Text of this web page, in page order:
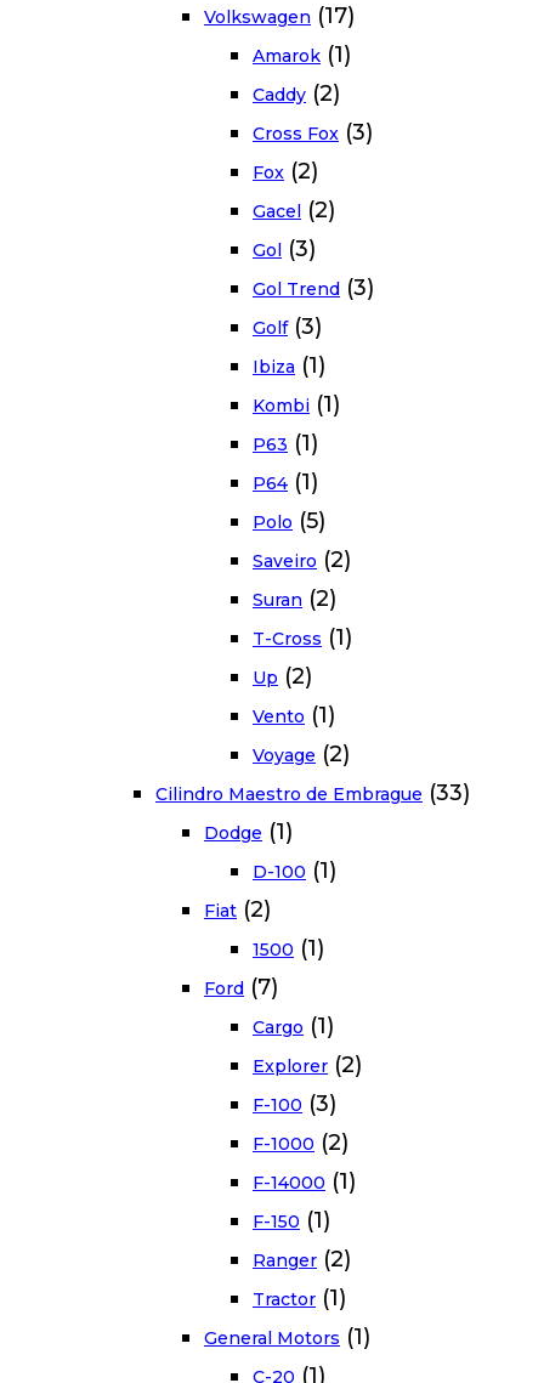
Volkswagen (17)
Amarok (1)
Caddy (2)
Cross Fox (3)
Fox (2)
Gacel (2)
Gol (3)
Gol Trend (3)
Golf (3)
Ibiza (1)
Kombi (1)
P63 (1)
P64 (1)
Polo (5)
Saveiro (2)
Suran (2)
T-Cross (1)
Up (2)
Vento (1)
Voyage (2)
Cilindro Maestro de Embrague (33)
Dodge (1)
D-100 (1)
Fiat (2)
1500 (1)
Ford (7)
Cargo (1)
Explorer (2)
F-100 (3)
F-1000 (2)
F-14000 (1)
F-150 (1)
Ranger (2)
Tractor (1)
General Motors (1)
C-20 (1)